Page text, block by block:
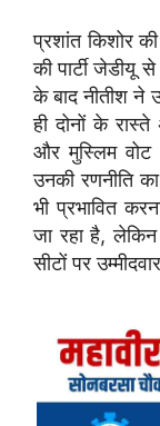
प्रशांत किशोर
की पार्टी जेडीयू
के बाद नीतीश ने
ही दोनों के
और मुस्लिम
उनकी रणनीति
भी प्रभावित
जा रहा है,
सीटों पर